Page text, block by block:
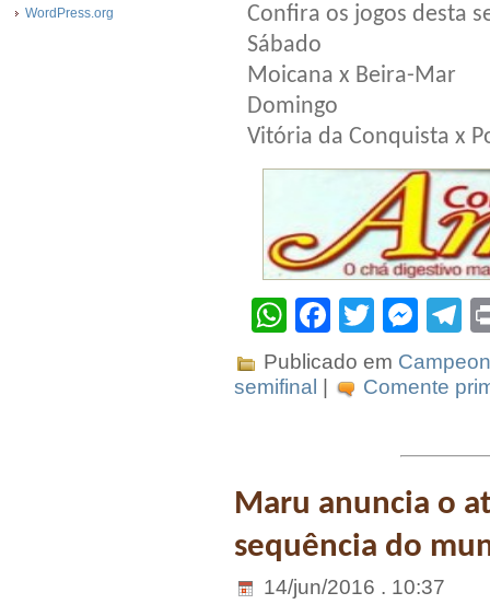
WordPress.org
Confira os jogos desta
Sábado
Moicana x Beira-Mar
Domingo
Vitória da Conquista x
WhatsApp
Facebook
Twitter
Publicado em
semifinal
Comente
Maru anuncia o
sequência do
14/jun/2016 . 10:37